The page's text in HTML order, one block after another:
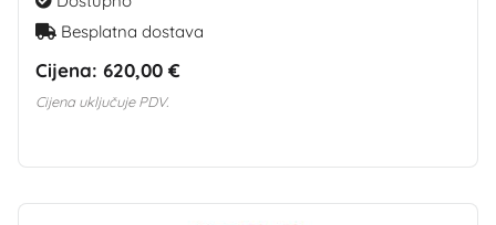
Besplatna dostava
Cijena: 620,00 €
Cijena uključuje PDV.